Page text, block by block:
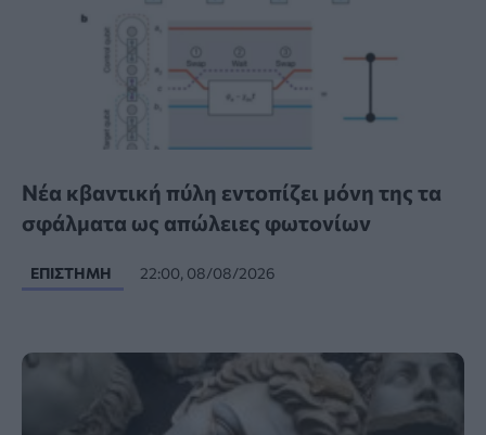
Νέα κβαντική πύλη εντοπίζει μόνη της τα
σφάλματα ως απώλειες φωτονίων
ΕΠΙΣΤΉΜΗ 22:00, 08/08/2026